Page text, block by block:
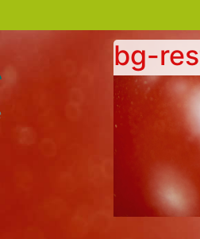
bg-